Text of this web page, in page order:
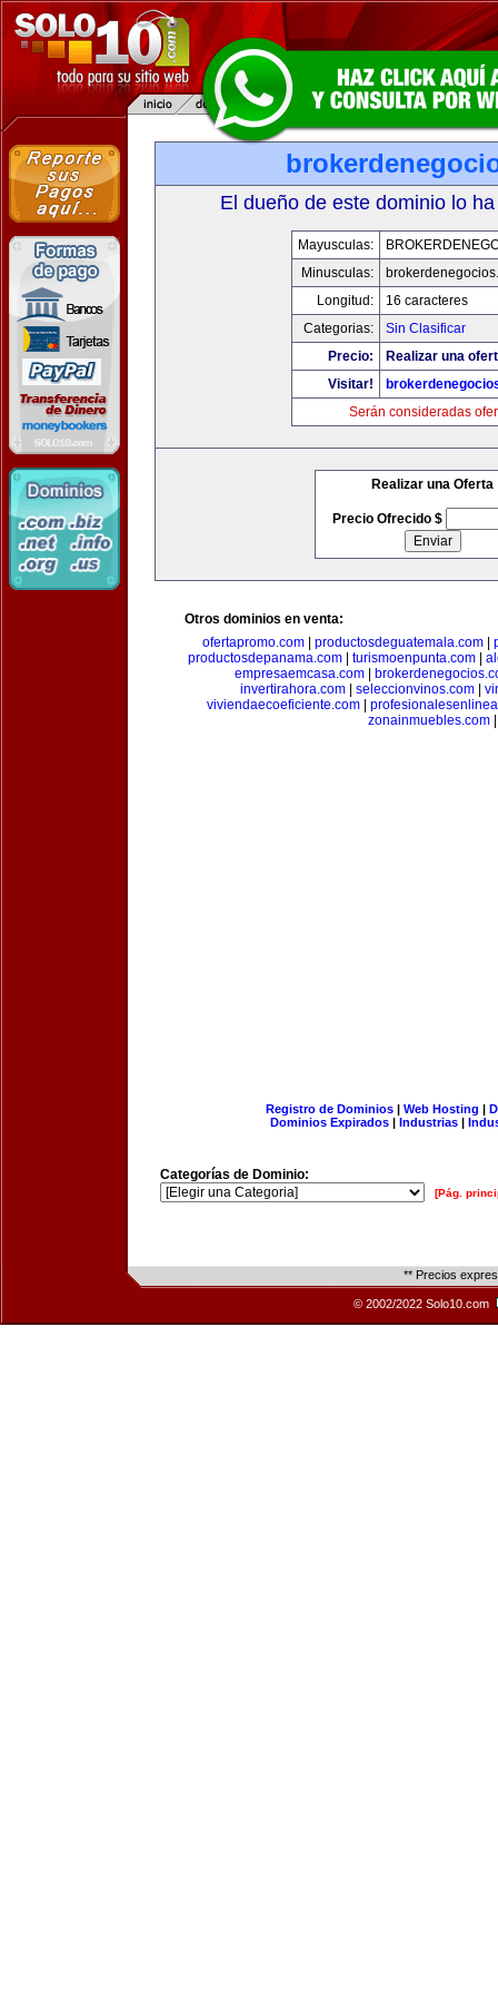
El dueño de este dominio lo
Mayusculas:
Minusculas:
Longitud:
16 caracteres
Categorias:
Sin Clasificar
Precio:
Realizar una
Visitar!
Serán consideradas
Realizar una Oferta
Precio Ofrecido $
Otros dominios en venta:
ofertapromo.com
productosdeguatemala.com
productosdepanama.com
turismoenpunta.com
empresaemcasa.com
invertirahora.com| seleccionvinos.com|
viviendaecoeficiente.com|
zonainmuebles.com
Registro de Dominios| Web Hosting |
Dominios Expirados | Industrias |
Categorías de Dominio:
[Pág.
** Precios
© 2002/2022 Solo10.com